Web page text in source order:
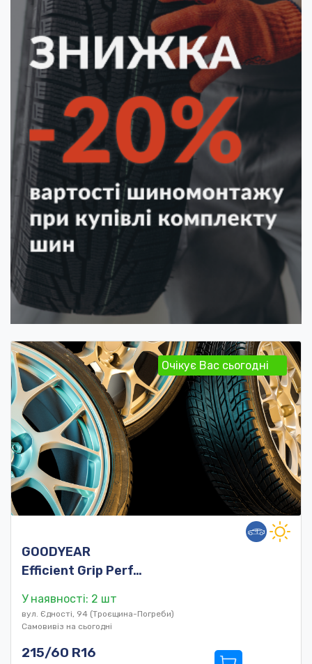
Очікує Вас сьогодні
GOODYEAR
Efficient Grip Perf…
У наявності: 2 шт
вул. Єдності, 94 (Троєщина-Погреби)
Самовивіз на сьогодні
215/60 R16